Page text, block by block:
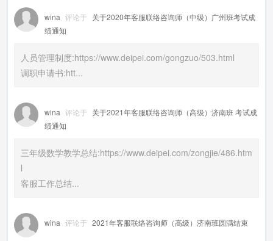
wina 评论于 关于2020年客服联络咨询师（中级）广州班考试成
绩通知
人员管理制度:https://www.deipei.com/gongzuo/503.html
调职申请书:htt...
wina 评论于 关于2021年客服联络咨询师（高级）济南班 考试成
绩通知
三年级数学教学总结:https://www.deipei.com/zongjie/486.htm
l
客服工作总结...
wina 评论于 2021年客服联络咨询师（高级）济南班圆满结束